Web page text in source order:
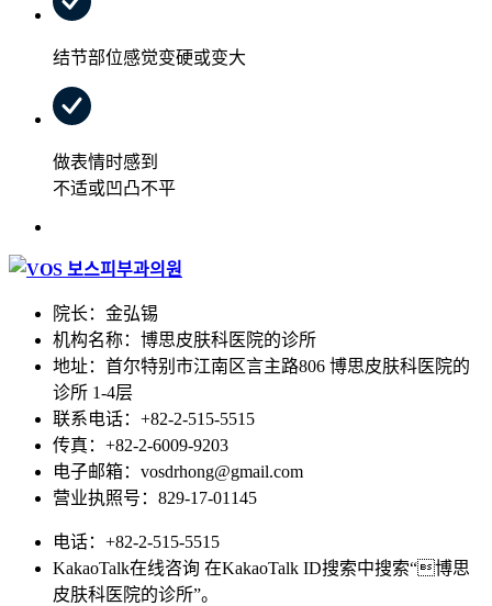
结节部位感觉变硬或变大
做表情时感到
不适或凹凸不平
院长：金弘锡
机构名称：博思皮肤科医院的诊所
地址：首尔特别市江南区言主路806 博思皮肤科医院的
诊所 1-4层
联系电话：+82-2-515-5515
传真：+82-2-6009-9203
电子邮箱：vosdrhong@gmail.com
营业执照号：829-17-01145
电话：+82-2-515-5515
KakaoTalk在线咨询 在KakaoTalk ID搜索中搜索“博思
皮肤科医院的诊所”。